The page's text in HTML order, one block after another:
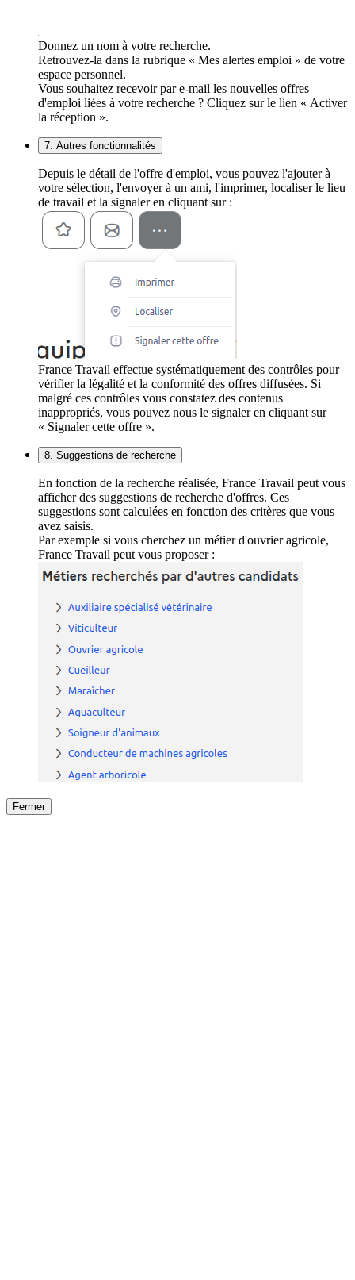
Donnez un nom à votre recherche.
Retrouvez-la dans la rubrique « Mes alertes emploi » de votre
espace personnel.
Vous souhaitez recevoir par e-mail les nouvelles offres
d'emploi liées à votre recherche ? Cliquez sur le lien « Activer
la réception ».
7. Autres fonctionnalités
Depuis le détail de l'offre d'emploi, vous pouvez l'ajouter à
votre sélection, l'envoyer à un ami, l'imprimer, localiser le lieu
de travail et la signaler en cliquant sur :
France Travail effectue systématiquement des contrôles pour
vérifier la légalité et la conformité des offres diffusées. Si
malgré ces contrôles vous constatez des contenus
inappropriés, vous pouvez nous le signaler en cliquant sur
« Signaler cette offre ».
8. Suggestions de recherche
En fonction de la recherche réalisée, France Travail peut vous
afficher des suggestions de recherche d'offres. Ces
suggestions sont calculées en fonction des critères que vous
avez saisis.
Par exemple si vous cherchez un métier d'ouvrier agricole,
France Travail peut vous proposer :
Fermer